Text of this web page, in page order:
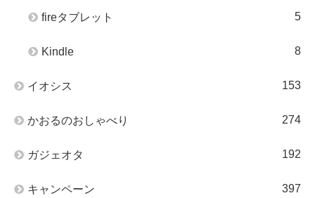
fireタブレット 5
Kindle 8
イオシス 153
かおるのおしゃべり 274
ガジェオタ 192
キャンペーン 397